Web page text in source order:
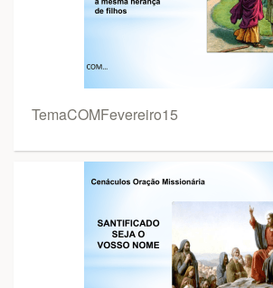
TemaCOMFevereiro15